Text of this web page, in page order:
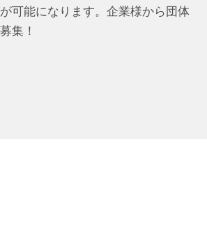
可能になります。企業様から団体
集！